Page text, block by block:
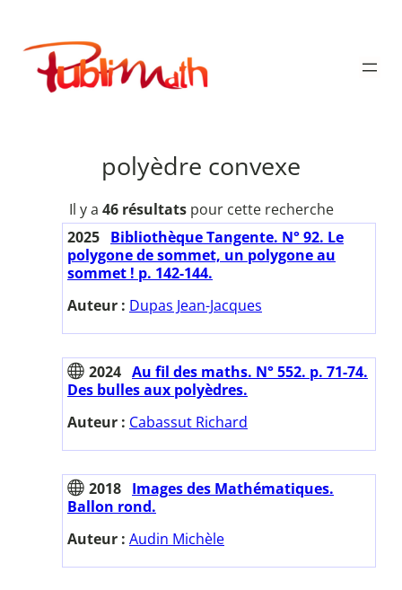
contenu
Publimath
polyèdre convexe
Il y a 46 résultatspour cette recherche
2025 Bibliothèque Tangente. N° 92. Le
polygone de sommet, un polygone au
sommet ! p. 142-144.
Auteur : Dupas Jean-Jacques
2024 Au fil des maths. N° 552. p. 71-74.
Des bulles aux polyèdres.
Auteur : Cabassut Richard
2018 Images des Mathématiques.
Ballon rond.
Auteur : Audin Michèle